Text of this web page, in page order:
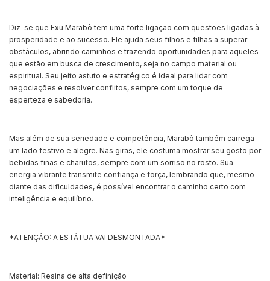
Diz-se que Exu Marabô tem uma forte ligação com questões ligadas à
prosperidade e ao sucesso. Ele ajuda seus filhos e filhas a superar
obstáculos, abrindo caminhos e trazendo oportunidades para aqueles
que estão em busca de crescimento, seja no campo material ou
espiritual. Seu jeito astuto e estratégico é ideal para lidar com
negociações e resolver conflitos, sempre com um toque de
esperteza e sabedoria.
Mas além de sua seriedade e competência, Marabô também carrega
um lado festivo e alegre. Nas giras, ele costuma mostrar seu gosto por
bebidas finas e charutos, sempre com um sorriso no rosto. Sua
energia vibrante transmite confiança e força, lembrando que, mesmo
diante das dificuldades, é possível encontrar o caminho certo com
inteligência e equilíbrio.
*ATENÇÃO: A ESTÁTUA VAI DESMONTADA*
Material: Resina de alta definição